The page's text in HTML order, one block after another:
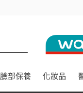
臉部保養 化妝品